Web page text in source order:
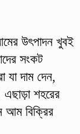
উৎপাদন খুবই
সংকট
যা দাম দেন,
শহরের
আম বিক্রির